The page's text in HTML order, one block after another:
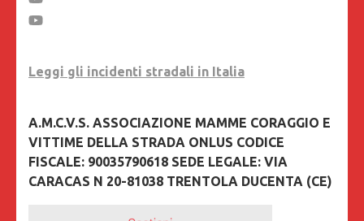
Leggi gli incidenti stradali in Italia
A.M.C.V.S. ASSOCIAZIONE MAMME CORAGGIO E
VITTIME DELLA STRADA ONLUS CODICE
FISCALE: 90035790618 SEDE LEGALE: VIA
CARACAS N 20-81038 TRENTOLA DUCENTA (CE)